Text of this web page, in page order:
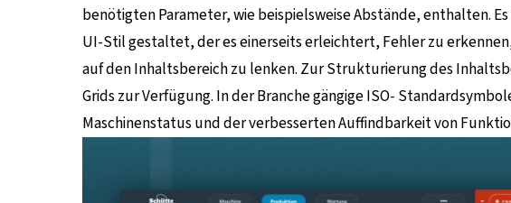
benötigten Parameter, wie beispielsweise Abstände, enthalten.
UI-Stil gestaltet, der es einerseits erleichtert, Fehler zu
auf den Inhaltsbereich zu lenken. Zur Strukturierung des
Grids zur Verfügung. In der Branche gängige ISO-
Maschinenstatus und der verbesserten Auffindbarkeit von